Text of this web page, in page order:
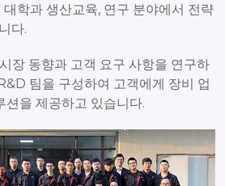
학과 생산교육, 연구 분야에서 전략
다.
장 동향과 고객 요구 사항을 연구하
팀을 구성하여 고객에게 장비 업
션을 제공하고 있습니다.